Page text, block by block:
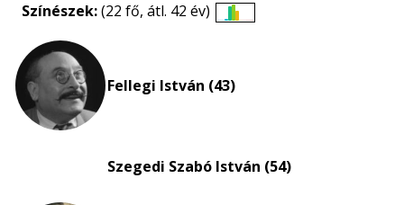
Színészek:(22 fő, átl. 42 év)
Fellegi István (43)
Szegedi Szabó István (54)